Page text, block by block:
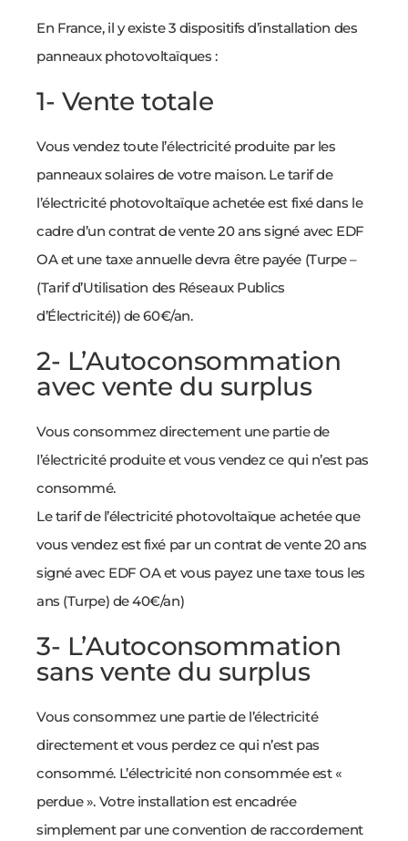
En France, il y existe 3 dispositifs d’installation des
panneaux photovoltaïques :
1- Vente totale
Vous vendez toute l’électricité produite par les
panneaux solaires de votre maison. Le tarif de
l’électricité photovoltaïque achetée est fixé dans le
cadre d’un contrat de vente 20 ans signé avec EDF
OA et une taxe annuelle devra être payée (Turpe –
(Tarif d’Utilisation des Réseaux Publics
d’Électricité)) de 60€/an.
2- L’Autoconsommation
avec vente du surplus
Vous consommez directement une partie de
l’électricité produite et vous vendez ce qui n’est pas
consommé.
Le tarif de l’électricité photovoltaïque achetée que
vous vendez est fixé par un contrat de vente 20 ans
signé avec EDF OA et vous payez une taxe tous les
ans (Turpe) de 40€/an)
3- L’Autoconsommation
sans vente du surplus
Vous consommez une partie de l’électricité
directement et vous perdez ce qui n’est pas
consommé. L’électricité non consommée est «
perdue ». Votre installation est encadrée
simplement par une convention de raccordement